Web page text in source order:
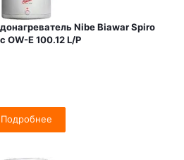
Nibe Biawar Spiro
OW-E 100.12 L/P
Подробнее